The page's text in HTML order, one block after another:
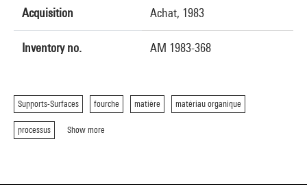
Acquisition Achat, 1983
Inventory no. AM 1983-368
Supports-Surfaces fourche matière matériau organique
processus Show more